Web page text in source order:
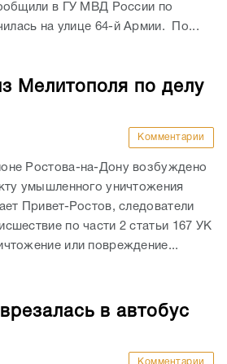
в ГУ МВД России по
на улице 64-й Армии. По...
Мелитополя по делу
Комментарии
Ростова-на-Дону возбуждено
умышленного уничтожения
Привет-Ростов, следователи
по части 2 статьи 167 УК
или повреждение...
в автобус
Комментарии